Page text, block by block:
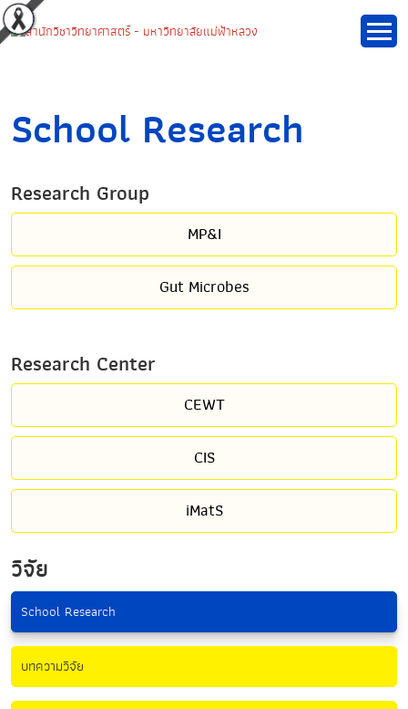
School Research
Research Group
MP&I
Gut Microbes
Research Center
CEWT
CIS
iMatS
วิจัย
School Research
บทความวิจัย